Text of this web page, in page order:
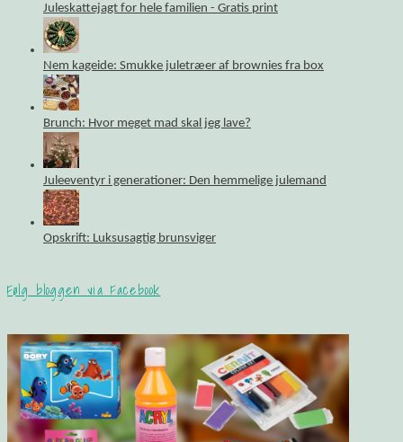
Juleskattejagt for hele familien - Gratis print
Nem kageide: Smukke juletræer af brownies fra box
Brunch: Hvor meget mad skal jeg lave?
Juleeventyr i generationer: Den hemmelige julemand
Opskrift: Luksusagtig brunsviger
Følg bloggen via Facebook